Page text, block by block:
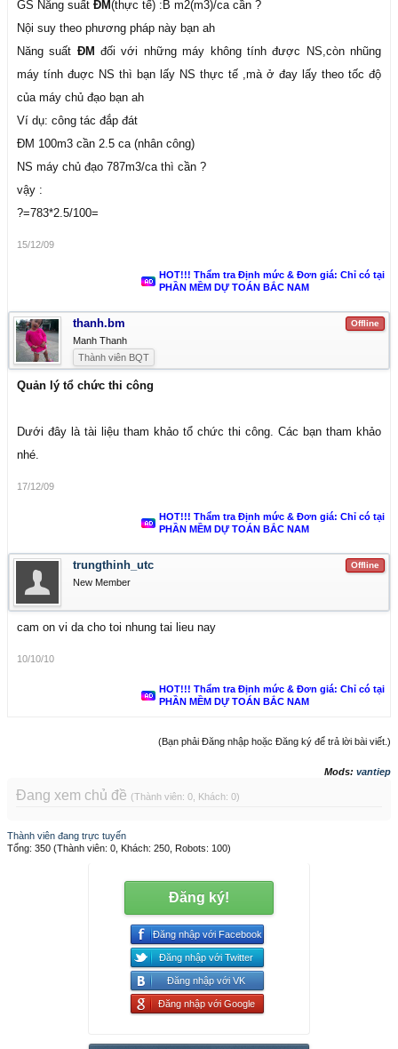
GS Năng suất ĐM(thực tế) :B m2(m3)/ca cần ?
Nội suy theo phương pháp này bạn ah
Năng suất ĐM đối với những máy không tính được NS,còn nhũng
máy tính đuợc NS thì bạn lấy NS thực tế ,mà ở đay lấy theo tốc độ
của máy chủ đạo bạn ah
Ví dụ: công tác đắp đát
ĐM 100m3 cần 2.5 ca (nhân công)
NS máy chủ đạo 787m3/ca thì cần ?
vậy :
?=783*2.5/100=
15/12/09
HOT!!! Thẩm tra Định mức & Đơn giá: Chỉ có tại
PHẦN MỀM DỰ TOÁN BẮC NAM
Offline
thanh.bm
Manh Thanh
Thành viên BQT
Quản lý tổ chức thi công
Dưới đây là tài liệu tham khảo tổ chức thi công. Các bạn tham khảo
nhé.
17/12/09
HOT!!! Thẩm tra Định mức & Đơn giá: Chỉ có tại
PHẦN MỀM DỰ TOÁN BẮC NAM
Offline
trungthinh_utc
New Member
cam on vi da cho toi nhung tai lieu nay
10/10/10
HOT!!! Thẩm tra Định mức & Đơn giá: Chỉ có tại
PHẦN MỀM DỰ TOÁN BẮC NAM
(Bạn phải Đăng nhập hoặc Đăng ký để trả lời bài viết.)
Mods: vantiep
Đang xem chủ đề (Thành viên: 0, Khách: 0)
Thành viên đang trực tuyến
Tổng: 350 (Thành viên: 0, Khách: 250, Robots: 100)
Đăng ký!
Đăng nhập với Facebook
Đăng nhập với Twitter
Đăng nhập với VK
Đăng nhập với Google